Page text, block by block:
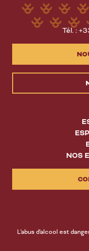
Tél. :
NOS
L'abus d'alcool est